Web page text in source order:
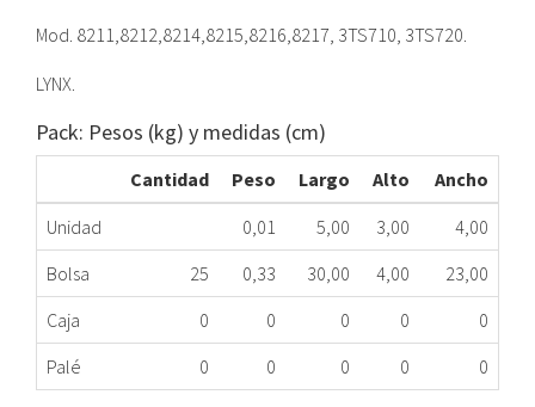
Mod. 8211,8212,8214,8215,8216,8217, 3TS710, 3TS720.
LYNX.
Pack: Pesos (kg) y medidas (cm)
Cantidad Peso Largo Alto
Ancho
Unidad
0,01 5,00 3,00
4,00
Bolsa
25 0,33 30,00 4,00
23,00
Caja
0 0 0 0
0
Palé
0 0 0 0 0